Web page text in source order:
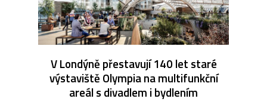
V Londýně přestavují 140 let staré
výstaviště Olympia na multifunkční
areál s divadlem i bydlením